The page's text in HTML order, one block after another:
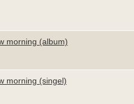
morning (album)
morning (singel)